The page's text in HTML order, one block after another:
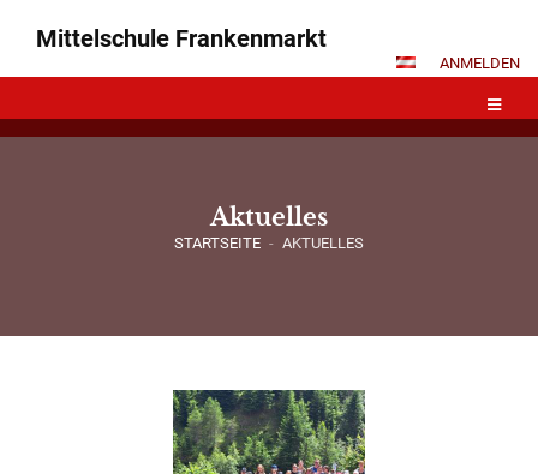
Mittelschule Frankenmarkt
ANMELDEN
Aktuelles
STARTSEITE - AKTUELLES